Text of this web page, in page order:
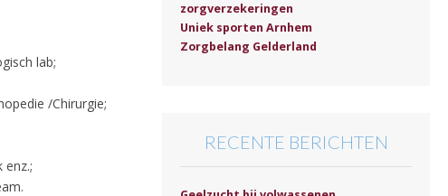
lab;
/Chirurgie;
enz.;
zorgverzekeringen
Uniek sporten Arnhem
Zorgbelang Gelderland
RECENTE BERICHTEN